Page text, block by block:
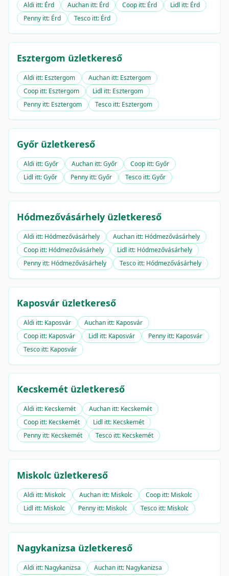
Aldi itt: Érd Auchan itt: Érd Coop itt: Érd
Lidl itt: Érd
Penny itt: Érd
Tesco itt: Érd
Esztergom üzletkereső
Aldi itt: Esztergom
Auchan itt: Esztergom
Coop itt: Esztergom
Lidl itt: Esztergom
Penny itt: Esztergom
Tesco itt: Esztergom
Győr üzletkereső
Aldi itt: Győr Auchan itt: Győr
Coop itt: Győr
Lidl itt: Győr
Penny itt: Győr Tesco itt: Győr
Hódmezővásárhely üzletkereső
Aldi itt: Hódmezővásárhely
Auchan itt: Hódmezővásárhely
Coop itt: Hódmezővásárhely
Lidl itt: Hódmezővásárhely
Penny itt: Hódmezővásárhely
Tesco itt: Hódmezővásárhely
Kaposvár üzletkereső
Aldi itt: Kaposvár
Auchan itt: Kaposvár
Coop itt: Kaposvár
Lidl itt: Kaposvár
Penny itt: Kaposvár
Tesco itt: Kaposvár
Kecskemét üzletkereső
Aldi itt: Kecskemét
Auchan itt: Kecskemét
Coop itt: Kecskemét
Lidl itt: Kecskemét
Penny itt: Kecskemét
Tesco itt: Kecskemét
Miskolc üzletkereső
Aldi itt: Miskolc Auchan itt: Miskolc
Coop itt: Miskolc
Lidl itt: Miskolc
Penny itt: Miskolc Tesco itt: Miskolc
Nagykanizsa üzletkereső
Aldi itt: Nagykanizsa
Auchan itt: Nagykanizsa